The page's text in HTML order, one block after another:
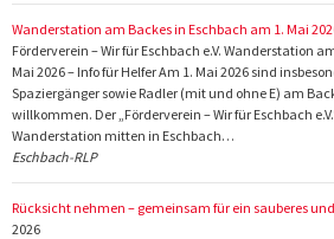
Wanderstation am Backes in Eschbach am 1. Mai
Förderverein – Wir für Eschbach e.V. Wanderstation
Mai 2026 – Info für Helfer Am 1. Mai 2026 sind
Spaziergänger sowie Radler (mit und ohne E) am
willkommen. Der „Förderverein – Wir für Eschbach
Wanderstation mitten in Eschbach…
Eschbach-RLP
Rücksicht nehmen – gemeinsam für ein sauberes
2026